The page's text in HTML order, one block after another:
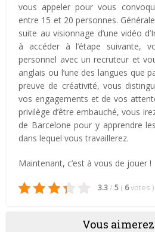
vous appeler pour vous
entre 15 et 20 personnes.
suite au visionnage d’une vidéo
à accéder à l’étape suivante,
personnel avec un recruteur et
anglais ou l’une des langues que
preuve de créativité, vous
vos engagements et de vos
privilège d’être embauché, vous
de Barcelone pour y apprendre
dans lequel vous travaillerez.
Maintenant, c’est à vous de jouer !
3.3/ 5 ( 6votes )
Vous